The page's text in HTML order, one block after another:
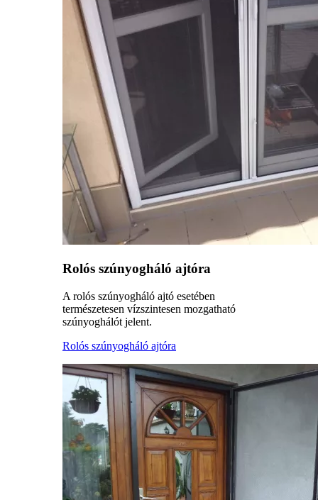
Rolós szúnyogháló ajtóra
A rolós szúnyogháló ajtó esetében
természetesen vízszintesen mozgatható
szúnyoghálót jelent.
Rolós szúnyogháló ajtóra